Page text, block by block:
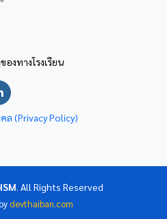
งทางโรงเรียน
(Privacy Policy)
. All Rights Reserved
devthaiban.com